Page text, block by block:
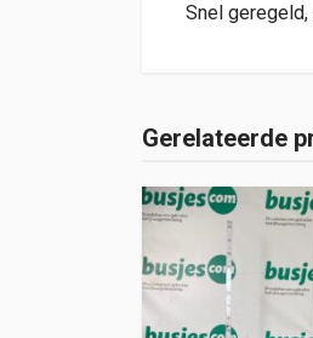
Snel geregeld,
Gerelateerde